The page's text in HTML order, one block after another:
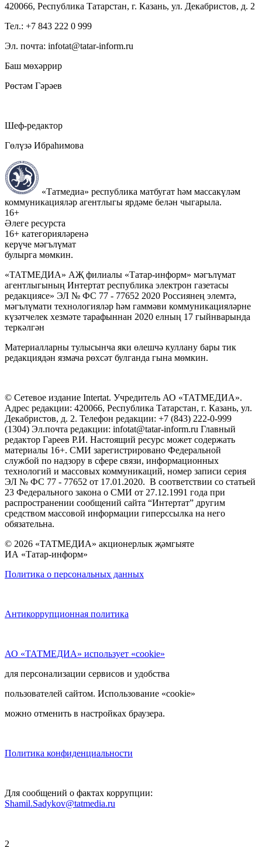
420066, Республика Татарстан, г. Казань, ул. Декабристов, д. 2
Тел.: +7 843 222 0 999
Эл. почта: infotat@tatar-inform.ru
Баш мөхәррир
Рөстәм Гәрәев
Шеф-редактор
Гөлүзә Ибраһимова
«Татмедиа» республика матбугат һәм массакүләм
коммуникацияләр агентлыгы ярдәме белән чыгарыла.
16+
Әлеге ресурста
16+ категорияләренә
керүче мәгълүмат
булырга мөмкин.
«ТАТМЕДИА» АҖ филиалы «Татар-информ» мәгълүмат
агентлыгының Интертат республика электрон газетасы
редакциясе» ЭЛ № ФС 77 - 77652 2020 Россиянең элемтә,
мәгълүмати технологияләр һәм гаммәви коммуникацияләрне
күзәтчелек хезмәте тарафыннан 2020 елның 17 гыйнварында
теркәлгән
Материалларны тулысынча яки өлешчә куллану бары тик
редакциядән язмача рөхсәт булганда гына мөмкин.
© Сетевое издание Intertat. Учредитель АО «ТАТМЕДИА».
Адрес редакции: 420066, Республика Татарстан, г. Казань, ул.
Декабристов, д. 2. Телефон редакции: +7 (843) 222-0-999
(1304) Эл.почта редакции: infotat@tatar-inform.ru Главный
редактор Гареев Р.И. Настоящий ресурс может содержать
материалы 16+. СМИ зарегистрировано Федеральной
службой по надзору в сфере связи, информационных
технологий и массовых коммуникаций, номер записи серия
ЭЛ № ФС 77 - 77652 от 17.01.2020. В соответствии со статьей
23 Федерального закона о СМИ от 27.12.1991 года при
распространении сообщений сайта “Интертат” другим
средством массовой информации гиперссылка на него
обязательна.
© 2026 «ТАТМЕДИА» акционерлык җәмгыяте
ИА «Татар-информ»
Политика о персональных данных
Антикоррупционная политика
АО «ТАТМЕДИА» использует «cookie»
для персонализации сервисов и удобства
пользователей сайтом. Использование «cookie»
можно отменить в настройках браузера.
Политика конфиденциальности
Для сообщений о фактах коррупции:
Shamil.Sadykov@tatmedia.ru
2